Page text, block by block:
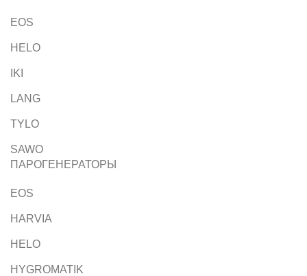
EOS
HELO
IKI
LANG
TYLO
SAWO
ПАРОГЕНЕРАТОРЫ
EOS
HARVIA
HELO
HYGROMATIK